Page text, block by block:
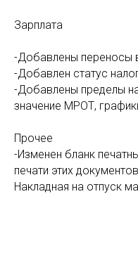
Зарплата
-Добавлены переносы
-Добавлен статус
-Добавлены пределы
значение МРОТ,
Прочее
-Изменен бланк
печати этих
Накладная на отпуск